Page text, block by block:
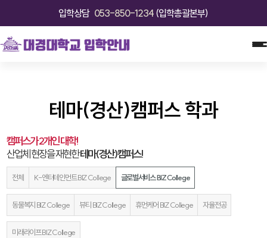
입학상담 053-850-1234 (입학총괄본부)
테마(경산)캠퍼스 학과
캠퍼스가 2개인 대학!
산업체 현장을 재현한테마(경산)캠퍼스!
전체 K-엔터테인먼트 BIZ College 글로벌서비스 BIZ College
동물복지 BIZ College 뷰티 BIZ College 휴먼케어 BIZ College 자율전공
미래라이프 BIZ College